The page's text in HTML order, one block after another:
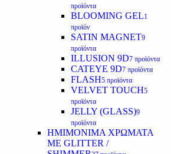
προϊόντα
BLOOMING GEL1
προϊόν
SATIN MAGNET9
προϊόντα
ILLUSION 9D7 προϊόντα
CATEYE 9D7 προϊόντα
FLASH5 προϊόντα
VELVET TOUCH5
προϊόντα
JELLY (GLASS)9
προϊόντα
ΗΜΙΜΟΝΙΜA ΧΡΩΜΑΤΑ
ΜΕ GLITTER /